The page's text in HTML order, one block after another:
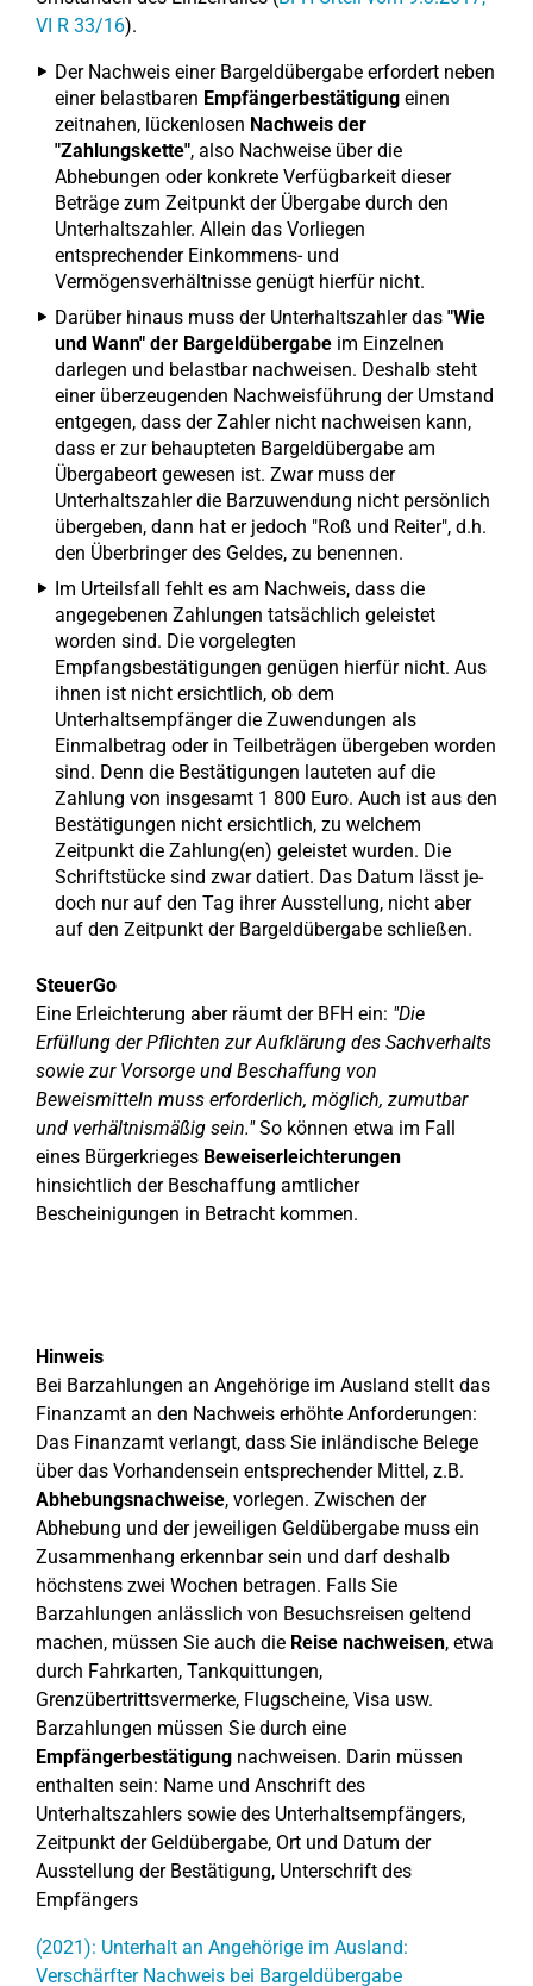
VI R 33/16).
Der Nachweis einer Bargeldübergabe erfordert neben
einer belastbaren Empfängerbestätigung einen
zeitnahen, lückenlosen Nachweis der
"Zahlungskette", also Nachweise über die
Abhebungen oder konkrete Verfügbarkeit dieser
Beträge zum Zeitpunkt der Übergabe durch den
Unterhaltszahler. Allein das Vorliegen
entsprechender Einkommens- und
Vermögensverhältnisse genügt hierfür nicht.
Darüber hinaus muss der Unterhaltszahler das "Wie
und Wann" der Bargeldübergabe im Einzelnen
darlegen und belastbar nachweisen. Deshalb steht
einer überzeugenden Nachweisführung der Umstand
entgegen, dass der Zahler nicht nachweisen kann,
dass er zur behaupteten Bargeldübergabe am
Übergabeort gewesen ist. Zwar muss der
Unterhaltszahler die Barzuwendung nicht persönlich
übergeben, dann hat er jedoch "Roß und Reiter", d.h.
den Überbringer des Geldes, zu benennen.
Im Urteilsfall fehlt es am Nachweis, dass die
angegebenen Zahlungen tatsächlich geleistet
worden sind. Die vorgelegten
Empfangsbestätigungen genügen hierfür nicht. Aus
ihnen ist nicht ersichtlich, ob dem
Unterhaltsempfänger die Zuwendungen als
Einmalbetrag oder in Teilbeträgen übergeben worden
sind. Denn die Bestätigungen lauteten auf die
Zahlung von insgesamt 1 800 Euro. Auch ist aus den
Bestätigungen nicht ersichtlich, zu welchem
Zeitpunkt die Zahlung(en) geleistet wurden. Die
Schriftstücke sind zwar datiert. Das Datum lässt je-
doch nur auf den Tag ihrer Ausstellung, nicht aber
auf den Zeitpunkt der Bargeldübergabe schließen.
SteuerGo
Eine Erleichterung aber räumt der BFH ein: "Die
Erfüllung der Pflichten zur Aufklärung des Sachverhalts
sowie zur Vorsorge und Beschaffung von
Beweismitteln muss erforderlich, möglich, zumutbar
und verhältnismäßig sein."So können etwa im Fall
eines Bürgerkrieges Beweiserleichterungen
hinsichtlich der Beschaffung amtlicher
Bescheinigungen in Betracht kommen.
Hinweis
Bei Barzahlungen an Angehörige im Ausland stellt das
Finanzamt an den Nachweis erhöhte Anforderungen:
Das Finanzamt verlangt, dass Sie inländische Belege
über das Vorhandensein entsprechender Mittel, z.B.
Abhebungsnachweise, vorlegen. Zwischen der
Abhebung und der jeweiligen Geldübergabe muss ein
Zusammenhang erkennbar sein und darf deshalb
höchstens zwei Wochen betragen. Falls Sie
Barzahlungen anlässlich von Besuchsreisen geltend
machen, müssen Sie auch die Reise nachweisen, etwa
durch Fahrkarten, Tankquittungen,
Grenzübertrittsvermerke, Flugscheine, Visa usw.
Barzahlungen müssen Sie durch eine
Empfängerbestätigung nachweisen. Darin müssen
enthalten sein: Name und Anschrift des
Unterhaltszahlers sowie des Unterhaltsempfängers,
Zeitpunkt der Geldübergabe, Ort und Datum der
Ausstellung der Bestätigung, Unterschrift des
Empfängers
(2021): Unterhalt an Angehörige im Ausland:
Verschärfter Nachweis bei Bargeldübergabe